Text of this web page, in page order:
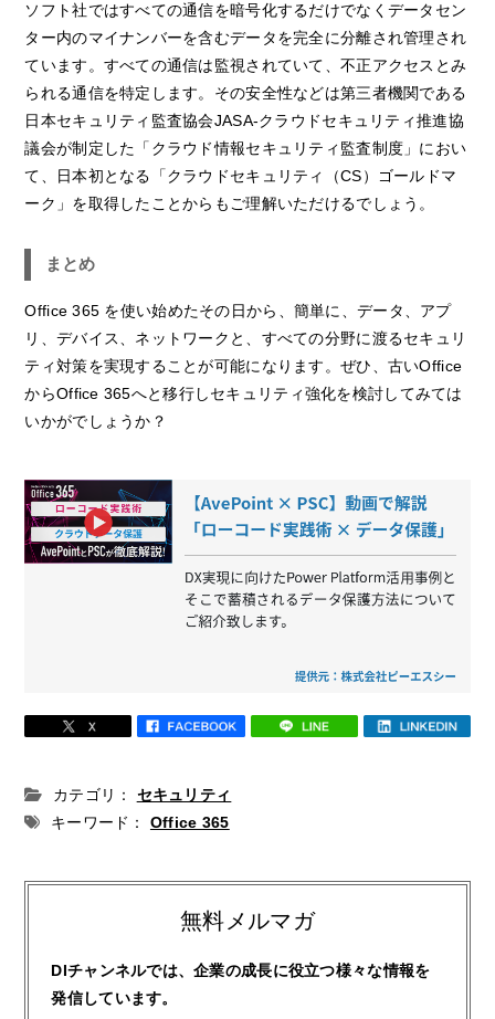
ソフト社ではすべての通信を暗号化するだけでなくデータセン
ター内のマイナンバーを含むデータを完全に分離され管理され
ています。すべての通信は監視されていて、不正アクセスとみ
られる通信を特定します。その安全性などは第三者機関である
日本セキュリティ監査協会JASA-クラウドセキュリティ推進協
議会が制定した「クラウド情報セキュリティ監査制度」におい
て、日本初となる「クラウドセキュリティ（CS）ゴールドマ
ーク」を取得したことからもご理解いただけるでしょう。
まとめ
Office 365 を使い始めたその日から、簡単に、データ、アプ
リ、デバイス、ネットワークと、すべての分野に渡るセキュリ
ティ対策を実現することが可能になります。ぜひ、古いOffice
からOffice 365へと移行しセキュリティ強化を検討してみては
いかがでしょうか？
カテゴリ：
セキュリティ
キーワード：
Office 365
無料メルマガ
DIチャンネルでは、企業の成長に役立つ様々な情報を
発信しています。